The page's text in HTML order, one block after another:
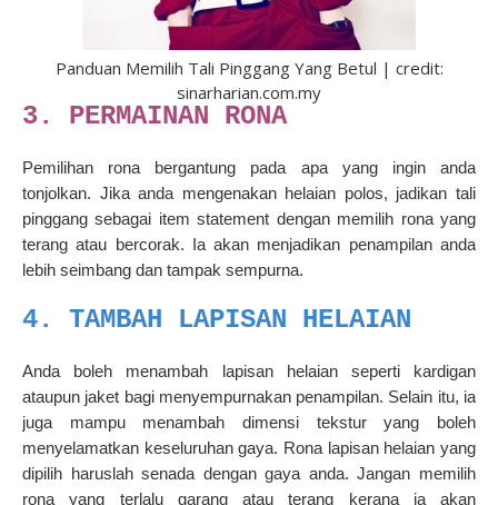
Panduan Memilih Tali Pinggang Yang Betul | credit:
sinarharian.com.my
3. PERMAINAN RONA
Pemilihan rona bergantung pada apa yang ingin anda
tonjolkan. Jika anda mengenakan helaian polos, jadikan tali
pinggang sebagai item statement dengan memilih rona yang
terang atau bercorak. Ia akan menjadikan penampilan anda
lebih seimbang dan tampak sempurna.
4. TAMBAH LAPISAN HELAIAN
Anda boleh menambah lapisan helaian seperti kardigan
ataupun jaket bagi menyempurnakan penampilan. Selain itu, ia
juga mampu menambah dimensi tekstur yang boleh
menyelamatkan keseluruhan gaya. Rona lapisan helaian yang
dipilih haruslah senada dengan gaya anda. Jangan memilih
rona yang terlalu garang atau terang kerana ia akan